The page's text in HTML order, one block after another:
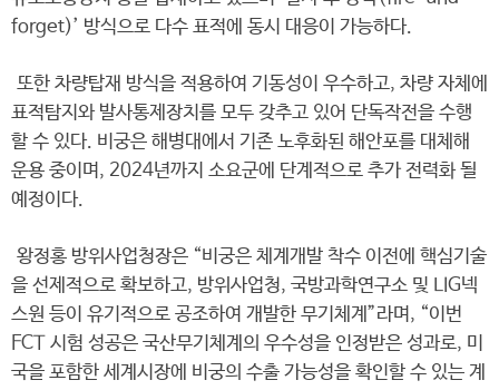
forget)’ 방식으로 다수 표적에 동시 대응이 가능하다.
또한 차량탑재 방식을 적용하여 기동성이 우수하고, 차량 자체에
표적탐지와 발사통제장치를 모두 갖추고 있어 단독작전을 수행
할 수 있다. 비궁은 해병대에서 기존 노후화된 해안포를 대체해
운용 중이며, 2024년까지 소요군에 단계적으로 추가 전력화 될
예정이다.
왕정홍 방위사업청장은 “비궁은 체계개발 착수 이전에 핵심기술
을 선제적으로 확보하고, 방위사업청, 국방과학연구소 및 LIG넥
스원 등이 유기적으로 공조하여 개발한 무기체계”라며, “이번
FCT 시험 성공은 국산무기체계의 우수성을 인정받은 성과로, 미
국을 포함한 세계시장에 비궁의 수출 가능성을 확인할 수 있는 계